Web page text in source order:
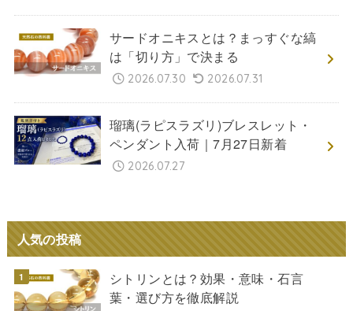
サードオニキスとは？まっすぐな縞
は「切り方」で決まる
2026.07.30 2026.07.31
瑠璃(ラピスラズリ)ブレスレット・
ペンダント入荷｜7月27日新着
2026.07.27
人気の投稿
シトリンとは？効果・意味・石言
葉・選び方を徹底解説